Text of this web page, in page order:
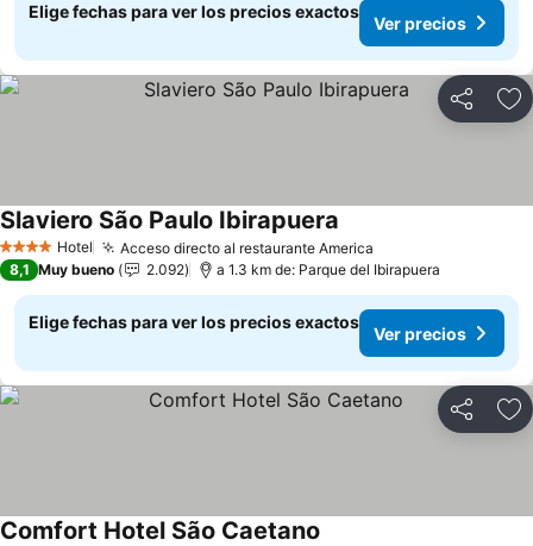
Elige fechas para ver los precios exactos
Ver precios
Compartir
4 EstrellasHotel Acceso directo al restaurante America
Slaviero São Paulo Ibirapuera
8,1 Muy bueno 2.092 a 1.3 km de: Parque del Ibirapuera
Elige fechas para ver los precios exactos
Ver precios
Compartir
Comfort Hotel São Caetano